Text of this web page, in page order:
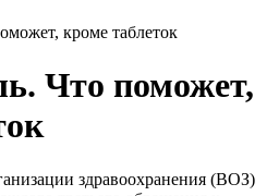
кроме таблеток
Что поможет,
здравоохранения (ВОЗ)